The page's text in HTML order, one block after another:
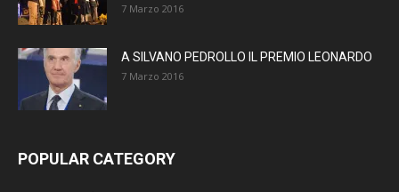
7 Marzo 2016
A SILVANO PEDROLLO IL PREMIO LEONARDO
7 Marzo 2016
POPULAR CATEGORY